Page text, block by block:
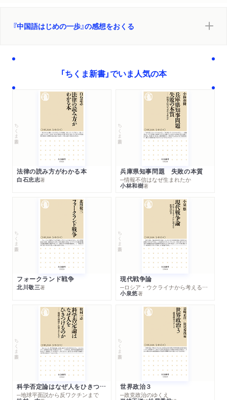
『中国語はじめの一歩』の感想をおくる
「ちくま新書」でいま人気の本
ちくま新書
法律の読み方がわかる本
白石忠志著
ちくま新書
兵庫県知事問題 失敗の本質
─情報不信はなぜ生まれたか
小林和樹著
ちくま新書
フォークランド戦争
北川敬三著
ちくま新書
現代戦争論
─ロシア・ウクライナから考える世界の行方
小泉悠著
ちくま新書
科学否定論はなぜ人をひきつけるのか
─地球平面説から反ワクチンまで
ちくま新書
世界政治３
─政党政治のゆくえ